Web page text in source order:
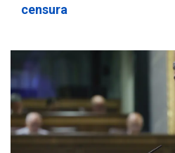
censura